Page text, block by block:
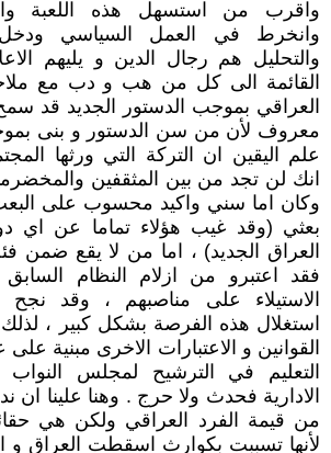
واقرب من استسهل هذه اللعبة
وانخرط في العمل السياسي ودخل
والتحليل هم رجال الدين و يليهم
القائمة الى كل من هب و دب مع
العراقي بموجب الدستور الجديد قد
معروف لأن من سن الدستور و بنى
علم اليقين ان التركة التي ورثها
انك لن تجد من بين المثقفين
وكان اما سني واكيد محسوب على
بعثي (وقد غيب هؤلاء تماما عن اي
العراق الجديد) ، اما من لا يقع ضمن
فقد اعتبرو من ازلام النظام
الاستيلاء على مناصبهم ، وقد نجح
استغلال هذه الفرصة بشكل كبير ،
القوانين و الاعتبارات الاخرى مبنية
التعليم في الترشيح لمجلس
الادارية فحدث ولا حرج . وهنا علينا ان
من قيمة الفرد العراقي ولكن هي
لأنها تسببت بكوارث اسقطت العراق و